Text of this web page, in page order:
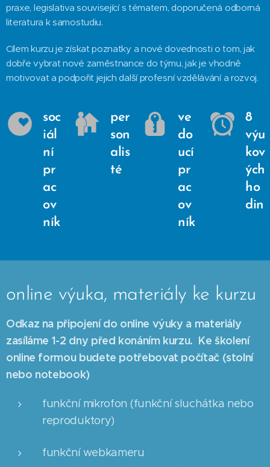
praxe, legislativa související s tématem, doporučená odborná
literatura k samostudiu.
Cílem kurzu je získat poznatky a nové dovednosti o tom, jak
dobře vybrat nové zaměstnance do týmu, jak je vhodně
motivovat a podpořit jejich další profesní vzdělávání a rozvoj.
soc
iál
ní
pr
ac
ov
ník
per
son
alis
té
ve
do
ucí
pr
ac
ov
ník
8
výu
kov
ých
ho
din
online výuka, materiály ke kurzu
Odkaz na připojení do online výuky a materiály
zasíláme 1-2 dny před konáním kurzu. Ke školení
online formou budete potřebovat počítač (stolní
nebo notebook)
funkční mikrofon (funkční sluchátka nebo
reproduktory)
funkční webkameru